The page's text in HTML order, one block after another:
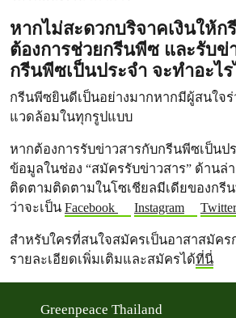
หากไม่สะดวกบริจาคเงินให้
ต้องการช่วยกรีนพีซ และรับข่
กรีนพีซเป็นประจำ จะทำอะไร
กรีนพีซยินดีเป็นอย่างมากหากมีผู้สนใจ
แวดล้อมในทุกรูปแบบ
หากต้องการรับข่าวสารกับกรีนพีซเป็นป
ข้อมูลในช่อง “สมัครรับข่าวสาร” ด้านล่
ติดตามติดตามในโซเชียลมีเดียของกรี
ว่าจะเป็น Facebook Instagram Twitter
สำหรับใครที่สนใจสมัครเป็นอาสาสมัค
รายละเอียดเพิ่มเติมและสมัครได้ที่นี่
Greenpeace Thailand